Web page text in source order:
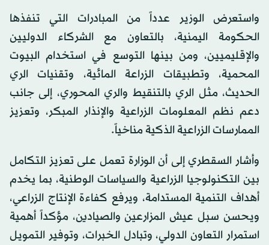
واستعرض الوزير عدداً من المبادرات التي تنفذها
الحكومة اليمنية، بالتعاون مع الشركاء الدوليين
والإقليميين، ومن بينها التوسع في استخدام البيوت
المحمية، وتطبيقات الزراعة المائية، وتقنيات الري
الحديث، مثل الري بالتنقيط والري المحوري، إلى جانب
دعم نظم المعلومات الزراعية والإنذار المبكر، وتعزيز
الممارسات الزراعية الذكية مناخياً.
وأشار السقطري إلى أن الوزارة تعمل على تعزيز التكامل
بين التكنولوجيا الزراعية والسياسات الوطنية، بما يخدم
أهداف التنمية المستدامة، ويرفع كفاءة الإنتاج الزراعي،
ويحسن سبل عيش المزارعين والصيادين، مؤكداً أهمية
استمرار التعاون الدولي، وتبادل الخبرات، وتوفير التمويل